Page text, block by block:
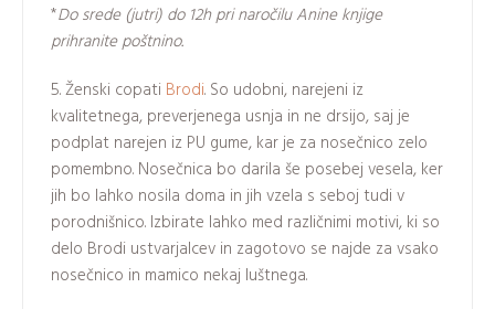
*Do srede (jutri) do 12h pri naročilu Anine knjige
prihranite poštnino.
5. Ženski copati Brodi. So udobni, narejeni iz
kvalitetnega, preverjenega usnja in ne drsijo, saj je
podplat narejen iz PU gume, kar je za nosečnico zelo
pomembno. Nosečnica bo darila še posebej vesela, ker
jih bo lahko nosila doma in jih vzela s seboj tudi v
porodnišnico. Izbirate lahko med različnimi motivi, ki so
delo Brodi ustvarjalcev in zagotovo se najde za vsako
nosečnico in mamico nekaj luštnega.